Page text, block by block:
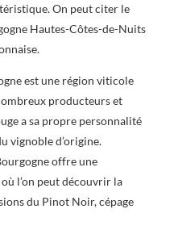
On peut citer le
Hautes-Côtes-de-Nuits
est une région viticole
producteurs et
a sa propre personnalité
vignoble d’origine.
offre une
l’on peut découvrir la
du Pinot Noir, cépage